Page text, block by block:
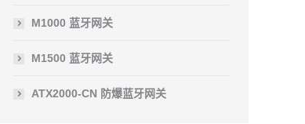
M1000 蓝牙网关
M1500 蓝牙网关
ATX2000-CN 防爆蓝牙网关